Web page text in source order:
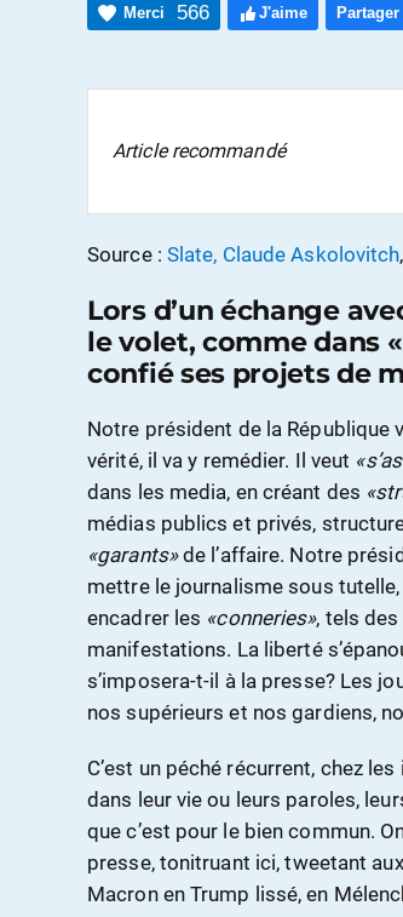
Merci 566 J'aime Partager
Article recommandé
Source : Slate, Claude Askolovitch
Lors d’un échange
le volet, comme dans
confié ses projets de
Notre président de la République
vérité, il va y remédier. Il veut
dans les media, en créant des
médias publics et privés,
«garants»de l’affaire. Notre
mettre le journalisme sous
encadrer les «conneries», tels
manifestations. La liberté
s’imposera-t-il à la presse? Les
nos supérieurs et nos gardiens,
C’est un péché récurrent, chez
dans leur vie ou leurs paroles,
que c’est pour le bien commun.
presse, tonitruant ici, tweetant
Macron en Trump lissé, en